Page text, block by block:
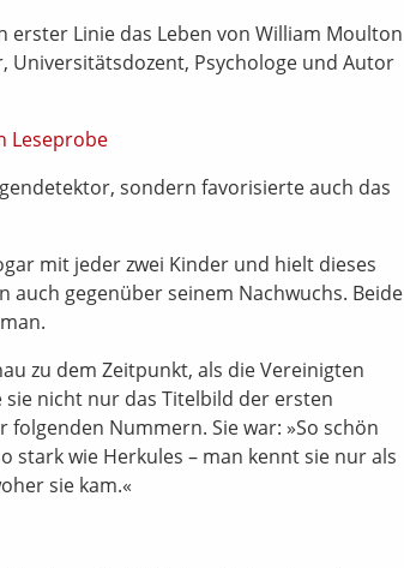
Linie das Leben von William Moulton
Universitätsdozent, Psychologe und Autor
sondern favorisierte auch das
mit jeder zwei Kinder und hielt dieses
gegenüber seinem Nachwuchs. Beide
zu dem Zeitpunkt, als die Vereinigten
nicht nur das Titelbild der ersten
folgenden Nummern. Sie war: »So schön
stark wie Herkules – man kennt sie nur als
sie kam.«